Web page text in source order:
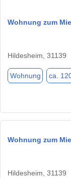
Wohnung zum
Hildesheim, 31139
Wohnung ca.
Wohnung zum
Hildesheim, 31139